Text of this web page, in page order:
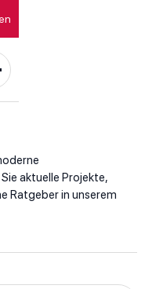
aktuelle Projekte,
Ratgeber in unserem